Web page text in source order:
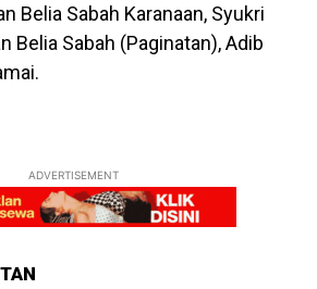
Belia Sabah Karanaan, Syukri
Belia Sabah (Paginatan), Adib
ADVERTISEMENT